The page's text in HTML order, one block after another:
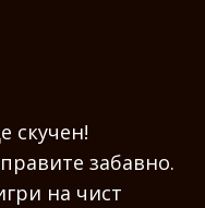
скучен!
забавно.
на чист